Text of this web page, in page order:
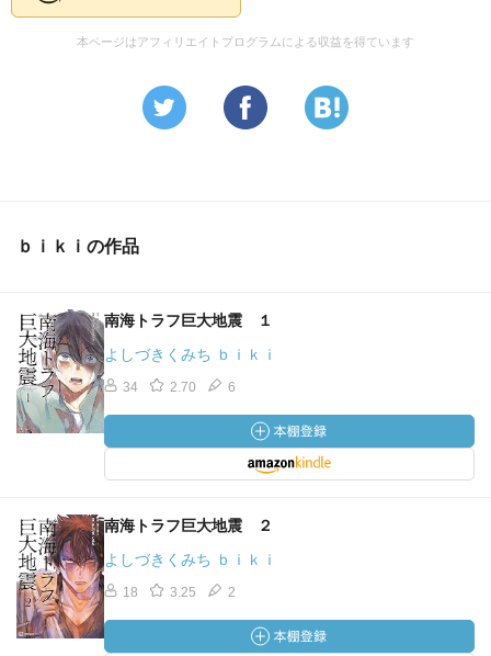
本ページはアフィリエイトプログラムによる収益を得ています
ｂｉｋｉの作品
南海トラフ巨大地震 １
よしづきくみち ｂｉｋｉ
34 2.70 6
南海トラフ巨大地震 ２
よしづきくみち ｂｉｋｉ
18 3.25 2